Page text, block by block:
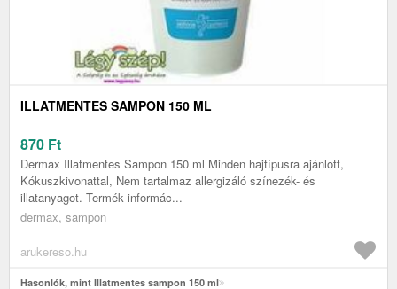
ILLATMENTES SAMPON 150 ML
870 Ft
Dermax Illatmentes Sampon 150 ml Minden hajtípusra ajánlott,
Kókuszkivonattal, Nem tartalmaz allergizáló színezék- és
illatanyagot. Termék informác...
dermax, sampon
arukereso.hu
Hasonlók, mint Illatmentes sampon 150 ml